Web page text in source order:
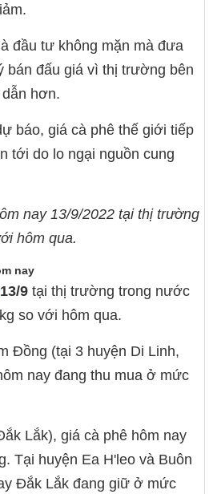
đầu tư không mặn mà đưa
bán đấu giá vì thị trường bên
hơn.
báo, giá cà phê thế giới tiếp
tới do lo ngại nguồn cung
nay 13/9/2022 tại thị trường
hôm qua.
nay
13/9 tại thị trường trong nước
so với hôm qua.
Đồng (tại 3 huyện Di Linh,
nay đang thu mua ở mức
Lắk), giá cà phê hôm nay
Tại huyện Ea H'leo và Buôn
Đắk Lắk đang giữ ở mức